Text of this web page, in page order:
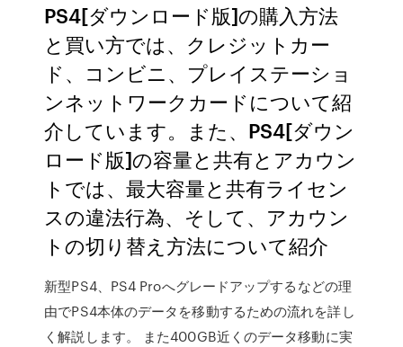
PS4[ダウンロード版]の購入方法
と買い方では、クレジットカー
ド、コンビニ、プレイステーショ
ンネットワークカードについて紹
介しています。また、PS4[ダウン
ロード版]の容量と共有とアカウン
トでは、最大容量と共有ライセン
スの違法行為、そして、アカウン
トの切り替え方法について紹介
新型PS4、PS4 Proへグレードアップするなどの理
由でPS4本体のデータを移動するための流れを詳し
く解説します。 また400GB近くのデータ移動に実